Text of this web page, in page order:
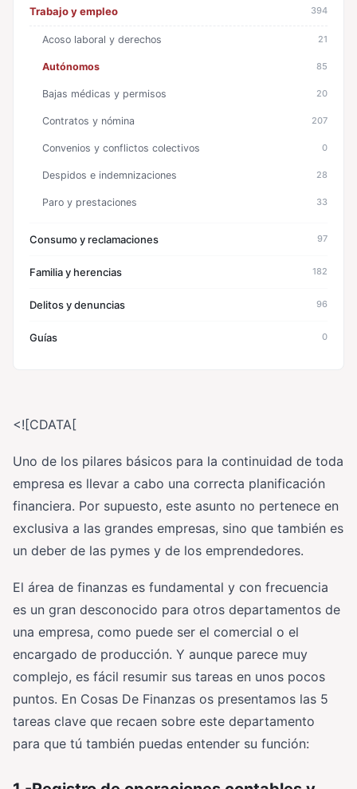
Trabajo y empleo 394
Acoso laboral y derechos 21
Autónomos 85
Bajas médicas y permisos 20
Contratos y nómina 207
Convenios y conflictos colectivos 0
Despidos e indemnizaciones 28
Paro y prestaciones 33
Consumo y reclamaciones 97
Familia y herencias 182
Delitos y denuncias 96
Guías 0
<![CDATA[
Uno de los pilares básicos para la continuidad de toda
empresa es llevar a cabo una correcta planificación
financiera. Por supuesto, este asunto no pertenece en
exclusiva a las grandes empresas, sino que también es
un deber de las pymes y de los emprendedores.
El área de finanzas es fundamental y con frecuencia
es un gran desconocido para otros departamentos de
una empresa, como puede ser el comercial o el
encargado de producción. Y aunque parece muy
complejo, es fácil resumir sus tareas en unos pocos
puntos. En Cosas De Finanzas os presentamos las 5
tareas clave que recaen sobre este departamento
para que tú también puedas entender su función: